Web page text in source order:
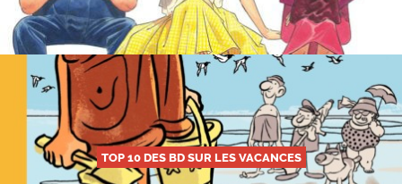
TOP 10 DES BD SUR LES VACANCES